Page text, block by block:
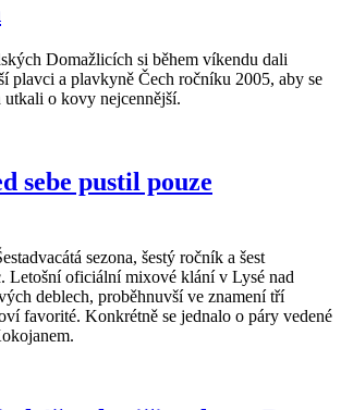
Domažlicích si během víkendu dali
plavci a plavkyně Čech ročníku 2005, aby se
o kovy nejcennější.
sebe pustil pouze
sezona, šestý ročník a šest
Letošní oficiální mixové klání v Lysé nad
deblech, proběhnuvší ve znamení tří
favorité. Konkrétně se jednalo o páry vedené